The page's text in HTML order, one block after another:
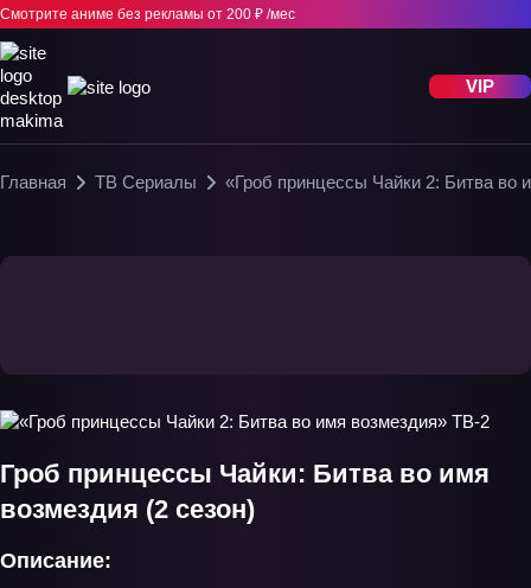
Смотрите аниме без рекламы от 200 ₽ /мес
VIP
Главная ТВ Сериалы «Гроб принцессы Чайки 2: Битва во
Гроб принцессы Чайки: Битва во имя
возмездия (2 сезон)
Описание: